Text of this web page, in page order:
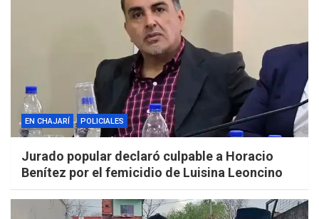
EN CHAJARÍ POLICIALES
Jurado popular declaró culpable a Horacio
Benítez por el femicidio de Luisina Leoncino